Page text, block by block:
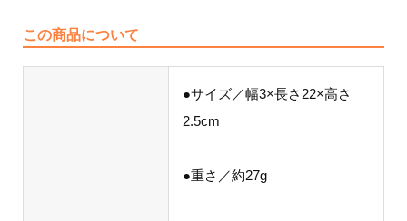
この商品について
●サイズ／幅3×長さ22×高さ
2.5cm
●重さ／約27g